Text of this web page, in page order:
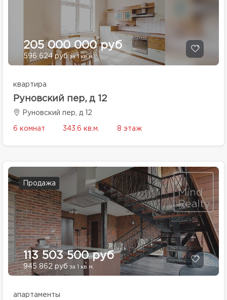
205 000 000 руб
596 624 рубза 1 кв.м.
квартира
Руновский пер, д 12
Руновский пер, д 12
6 комнат 343.6 кв.м. 8 этаж
Продажа
113 503 500 руб
945 862 руб за 1 кв.м.
апартаменты